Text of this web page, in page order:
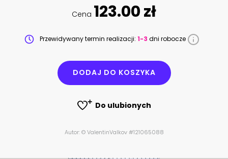
Cena 123.00 zł
Przewidywany termin realizacji: 1-3 dni robocze
DODAJ DO KOSZYKA
Do ulubionych
Autor: © ValentinValkov #121065088